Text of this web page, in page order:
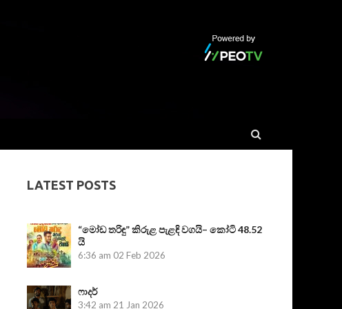
LATEST POSTS
“මෝඩ තරිඳු” කිරුළ පැළඳි වගයි– කෝටි 48.52
යි
6:36 am 02 Feb 2026
ෆාදර්
3:42 am 21 Jan 2026